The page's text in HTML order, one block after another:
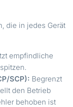
die in jedes Gerät
empfindliche
SCP): Begrenzt
den Betrieb
behoben ist